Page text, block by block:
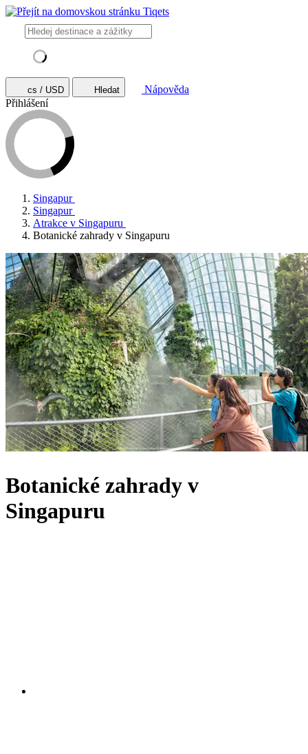
cs / USD Hledat
Nápověda
Přihlášení
Singapur
Singapur
Atrakce v Singapuru
Botanické zahrady v Singapuru
Botanické zahrady v
Singapuru